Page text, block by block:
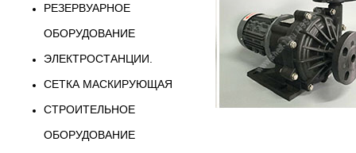
РЕЗЕРВУАРНОЕ
ОБОРУДОВАНИЕ
ЭЛЕКТРОСТАНЦИИ.
СЕТКА МАСКИРУЮЩАЯ
СТРОИТЕЛЬНОЕ
ОБОРУДОВАНИЕ